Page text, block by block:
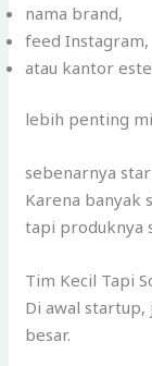
nama brand,
feed Instagram,
atau kantor
lebih penting
sebenarnya
Karena banyak
tapi produknya
Tim Kecil Tapi
Di awal startup,
besar.